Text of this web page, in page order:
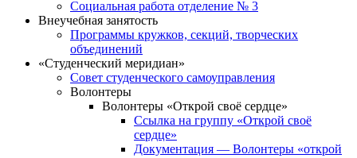
Социальная работа отделение № 3
Внеучебная занятость
Программы кружков, секций, творческих
объединений
«Студенческий меридиан»
Совет студенческого самоуправления
Волонтеры
Волонтеры «Открой своё сердце»
Ссылка на группу «Открой своё
сердце»
Документация — Волонтеры «открой